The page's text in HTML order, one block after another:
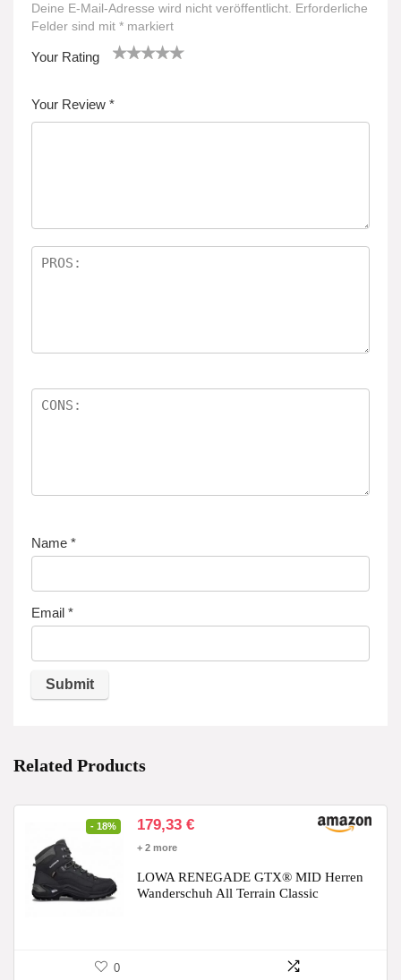
Deine E-Mail-Adresse wird nicht veröffentlicht. Erforderliche
Felder sind mit * markiert
Your Rating
o
n
5 St
nen
n
Your Review *
Name *
Email *
Related Products
- 18%
Ursprünglicher
Preis
220,00 €
179,33 €Aktueller
179,33 €.
+ 2 more
LOWA RENEGADE GTX® MID Herren
Wanderschuh All Terrain Classic
0